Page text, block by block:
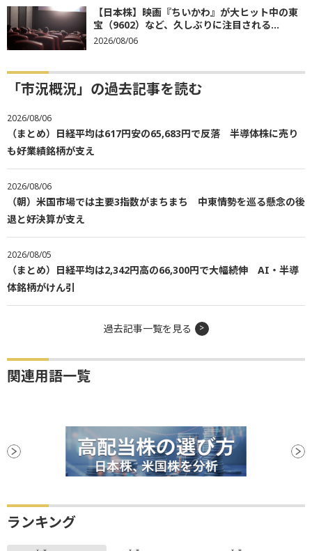
【日本株】映画『ちいかわ』が大ヒット中の東
宝（9602）など、久しぶりに注目される...
2026/08/06
「市況概況」の過去記事を読む
2026/08/06
（まとめ）日経平均は617円安の65,683円で反落 半導体株に売り
も好業績銘柄が支え
2026/08/06
（朝）米国市場では主要3指数がまちまち 中東情勢を巡る懸念の後
退と好決算が支え
2026/08/05
（まとめ）日経平均は2,342円高の66,300円で大幅続伸 AI・半導
体銘柄がけん引
過去記事一覧を見る
関連用語一覧
ランキング